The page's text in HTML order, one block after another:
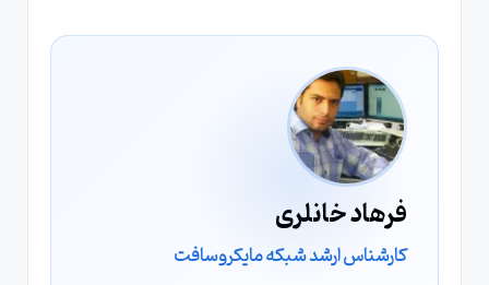
رمز عبور قوی استفاده نکرده باشید می توانید آن را
هک کنید
فرهاد خانلری
کارشناس ارشد شبکه مایکروسافت